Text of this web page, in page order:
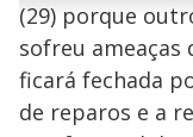
n
d
s
(29) porque
sofreu ameaças
ficará fechada
de reparos e a